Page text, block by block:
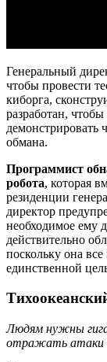
Генеральный
чтобы провести
киборга,
разработан,
демонстрировать
обмана.
Программист
робота, которая
резиденции
директор
необходимое ему
действительно
поскольку она
единственной
Людям нужны
отражать атаки